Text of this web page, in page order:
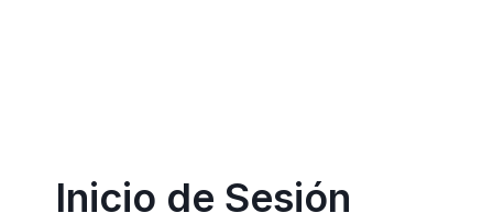
Inicio de Sesión